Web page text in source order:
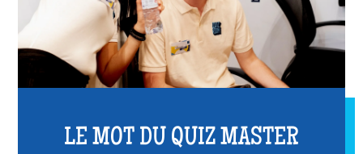
LE MOT DU QUIZ MASTER